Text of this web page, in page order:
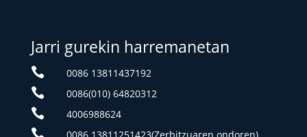
Jarri gurekin harremanetan
 0086 13811437192
 0086(010) 64820312
 4006988624
